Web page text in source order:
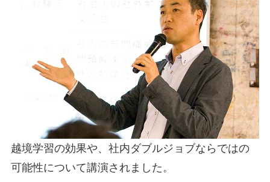
越境学習の効果や、社内ダブルジョブならではの
可能性について講演されました。